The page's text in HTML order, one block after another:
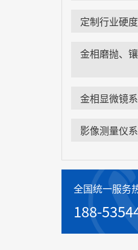
定制行业硬
金相磨抛、
金相显微镜
影像测量仪
全国统一服务
188-